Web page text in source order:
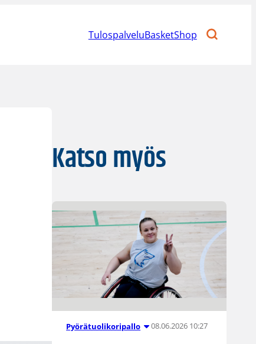
TulospalveluBasketShop
Katso myös
Pyörätuolikoripallo 08.06.2026 10:27